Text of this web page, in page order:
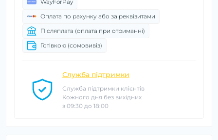
WayForPay
Оплата по рахунку або за реквізитами
Післяплата (оплата при отриманні)
Готівкою (сомовивіз)
Служба підтримки
Служба підтримки клієнтів
Кожного дня без вихідних
з 09:30 до 18:00